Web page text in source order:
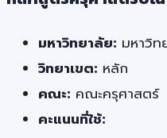
มหาวิทยาลัย: มหาวิท
วิทยาเขต: หลัก
คณะ: คณะครุศาสตร์
คะแนนที่ใช้: